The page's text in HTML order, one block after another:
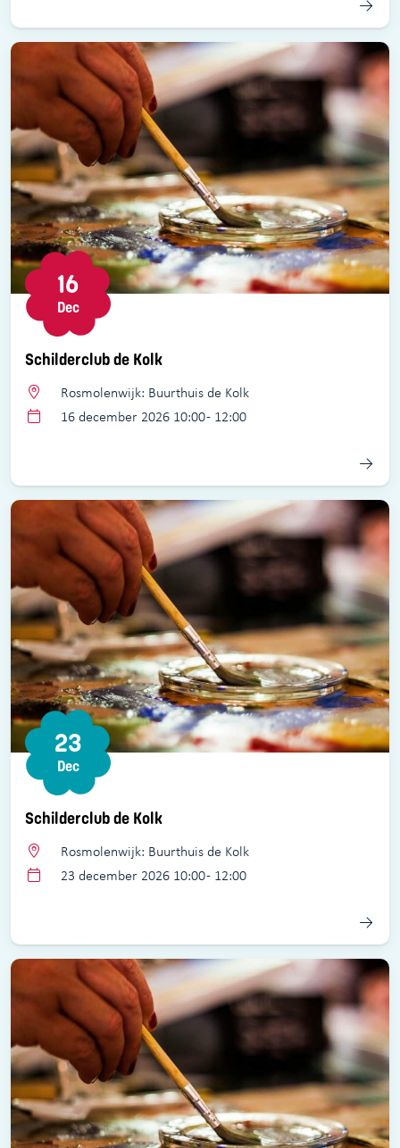
Schilderclub de Kolk
16
Dec
Rosmolenwijk: Buurthuis de Kolk
16 december 2026 10:00 - 12:00
Schilderclub de Kolk
23
Dec
Rosmolenwijk: Buurthuis de Kolk
23 december 2026 10:00 - 12:00